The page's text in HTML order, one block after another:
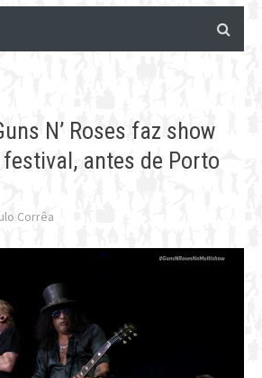
N’ Roses faz show
antes de Porto
Corrêa